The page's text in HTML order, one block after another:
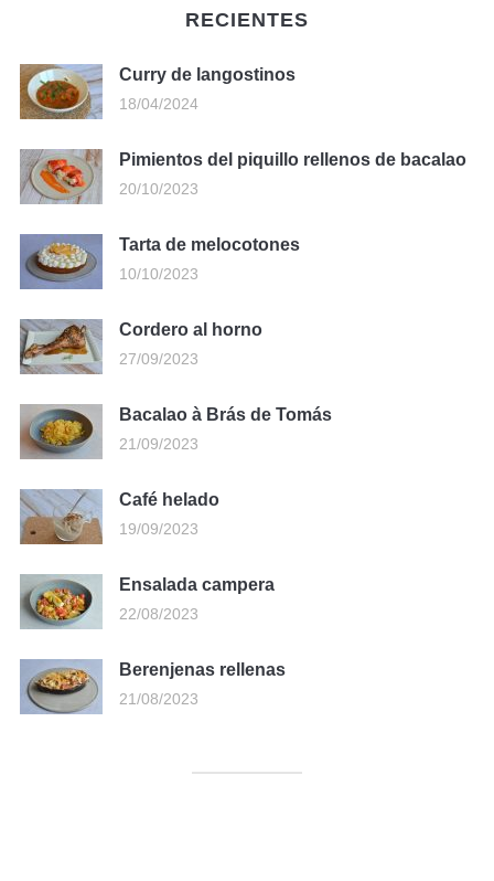
RECIENTES
Curry de langostinos
18/04/2024
Pimientos del piquillo rellenos de bacalao
20/10/2023
Tarta de melocotones
10/10/2023
Cordero al horno
27/09/2023
Bacalao à Brás de Tomás
21/09/2023
Café helado
19/09/2023
Ensalada campera
22/08/2023
Berenjenas rellenas
21/08/2023